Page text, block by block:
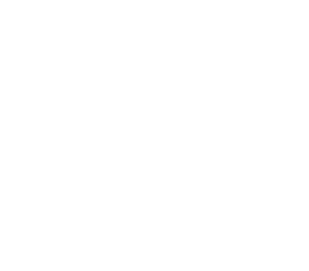
です。
ありません。
です。